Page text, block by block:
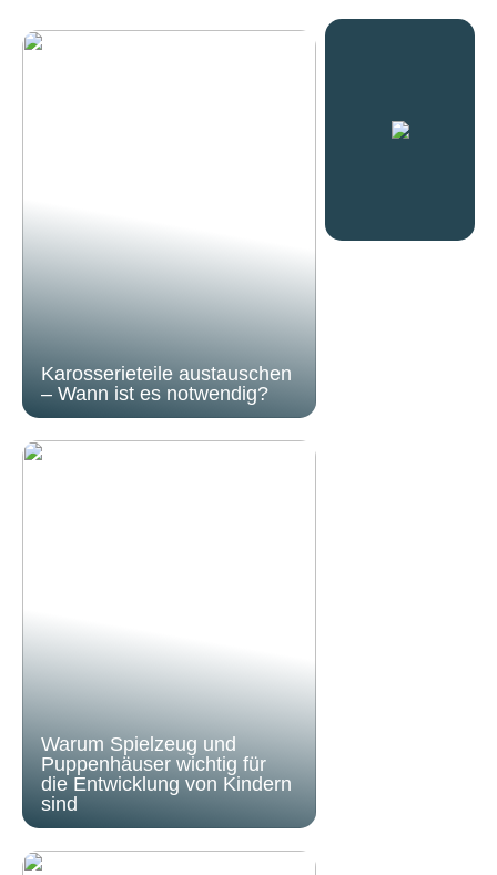
Karosserieteile austauschen
– Wann ist es notwendig?
Warum Spielzeug und
Puppenhäuser wichtig für
die Entwicklung von Kindern
sind